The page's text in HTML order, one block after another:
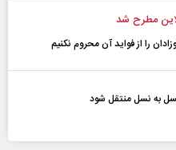
مطرح شد
را از فواید آن محروم نکنیم
به نسل منتقل شود